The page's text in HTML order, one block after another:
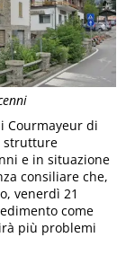
Courmayeur di
strutture
e in situazione
consiliare che,
venerdì 21
come
più problemi